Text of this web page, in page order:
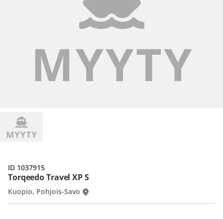
Torqeedo Travel XP S
Kuopio, Pohjois-Savo
ID 1037915